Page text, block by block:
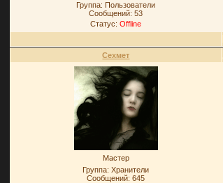
Группа: Пользователи
Сообщений:53
Статус:Offline
Сехмет
Мастер
Группа: Хранители
Сообщений:645